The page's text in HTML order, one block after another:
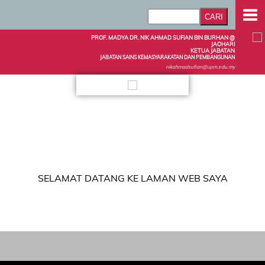
PROF. MADYA DR. NIK AHMAD SUFIAN BIN BURHAN @
JAOHARI
KETUA JABATAN
JABATAN SAINS KEMASYARAKATAN DAN PEMBANGUNAN
nikahmadsufian@upm.edu.my
SELAMAT DATANG KE LAMAN WEB SAYA